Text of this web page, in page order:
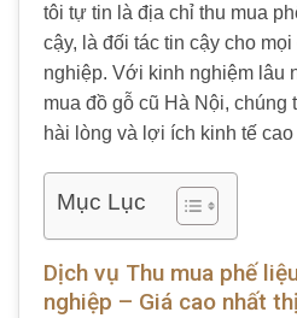
tôi tự tin là địa chỉ thu mua
cậy, là đối tác tin cậy cho
nghiệp. Với kinh nghiệm lâu
mua đồ gỗ cũ Hà Nội, chúng
hài lòng và lợi ích kinh tế
Mục Lục
Dịch vụ Thu mua phế
nghiệp – Giá cao nhất